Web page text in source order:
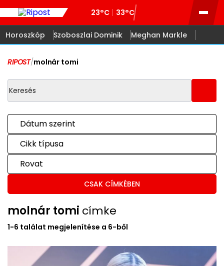
23°C 33°C
Horoszkóp Szoboszlai Dominik Meghan Markle
RIPOST/molnár tomi
Dátum szerint
Cikk típusa
Rovat
CSAK CÍMKÉBEN
molnár tomi címke
1-6 találat megjelenítése a 6-ből